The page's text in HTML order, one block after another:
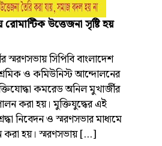
রোমান্টিক উত্তেজনা সৃষ্টি হয়
সিপিবি বাংলাদেশ
ও কমিউনিস্ট আন্দোলনের
কমরেড অনিল মুখার্জীর
করা হয়। মুক্তিযুদ্ধের এই
নিবেদন ও স্মরণসভার মাধ্যমে
করা হয়। স্মরণসভায় […]